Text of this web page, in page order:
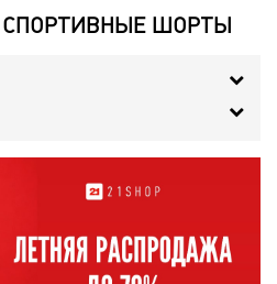
ШОРТЫ